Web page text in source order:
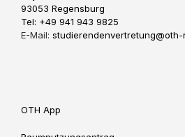
93053 Regensburg
Tel: +49 941 943 9825
E-Mail:
OTH App